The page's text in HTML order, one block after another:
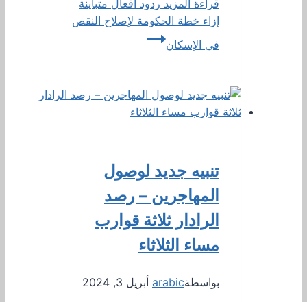
قراءة المزيد ردود أفعال متباينة
إزاء خطة الحكومة لإصلاح النقص
في الإسكان
تنبيه جديد لوصول
المهاجرين – رصد
الرادار ثلاثة قوارب
مساء الثلاثاء
بواسطةarabic أبريل 3, 2024